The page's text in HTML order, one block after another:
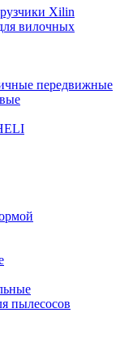
Xilin
вилочных
передвижные
пылесосов